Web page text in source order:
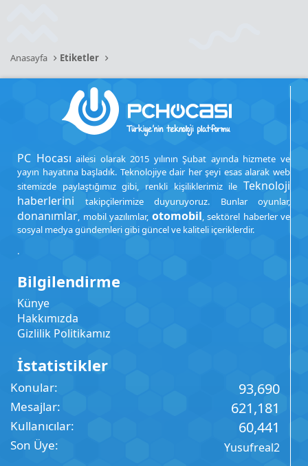
Anasayfa Etiketler
PC Hocası ailesi olarak 2015 yılının Şubat ayında hizmete ve
yayın hayatına başladık. Teknolojiye dair her şeyi esas alarak web
sitemizde paylaştığımız gibi, renkli kişiliklerimiz ile Teknoloji
haberlerini takipçilerimize duyuruyoruz. Bunlar oyunlar,
donanımlar, mobil yazılımlar, otomobil, sektörel haberler ve
sosyal medya gündemleri gibi güncel ve kaliteli içeriklerdir.
.
Bilgilendirme
Künye
Hakkımızda
Gizlilik Politikamız
İstatistikler
Konular 93,690
Mesajlar 621,181
Kullanıcılar 60,441
Son Üye Yusufreal2